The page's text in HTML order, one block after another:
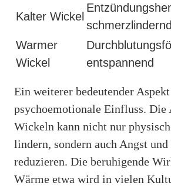
Kalter Wickel
schmerzlindernd
Warmer
Wickel
entspannend
Ein weiterer bedeutender
psychoemotionale Einfluss. Die
Wickeln kann nicht nur
lindern, sondern auch Angst und
reduzieren. Die beruhigende
Wärme etwa wird in vielen